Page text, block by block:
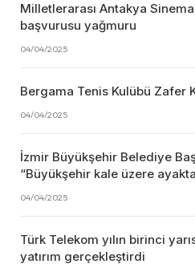
Milletlerarası Antakya
başvurusu yağmuru
04/04/2025
Bergama Tenis Kulübü Zafer
04/04/2025
İzmir Büyükşehir Belediye
“Büyükşehir kale üzere
04/04/2025
Türk Telekom yılın birinci
yatırım gerçekleştirdi